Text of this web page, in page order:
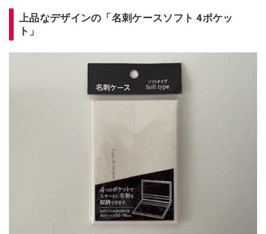
上品なデザインの「名刺ケースソフト 4ポケッ
ト」